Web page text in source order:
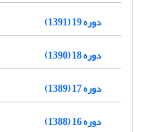
دوره 19 (1391)
دوره 18 (1390)
دوره 17 (1389)
دوره 16 (1388)